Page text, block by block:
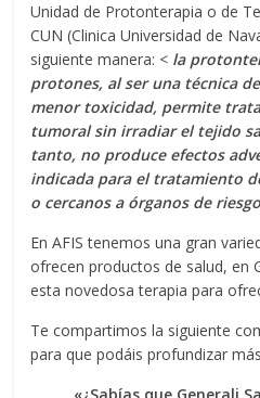
Unidad de Protonterapia o de
CUN (Clinica Universidad de
siguiente manera: < la
protones, al ser una técnica
menor toxicidad, permite
tumoral sin irradiar el tejido
tanto, no produce efectos
indicada para el tratamiento
o cercanos a órganos de riesgo
En AFIS tenemos una gran
ofrecen productos de salud, en
esta novedosa terapia para
Te compartimos la siguiente
para que podáis profundizar